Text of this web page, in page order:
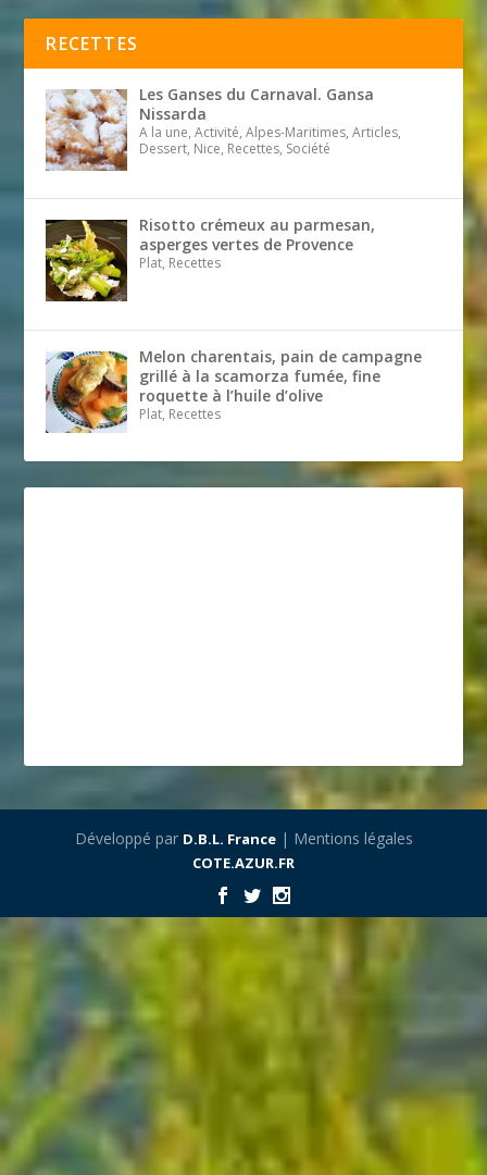
RECETTES
Les Ganses du Carnaval. Gansa
Nissarda
A la une, Activité, Alpes-Maritimes, Articles,
Dessert, Nice, Recettes, Société
Risotto crémeux au parmesan,
asperges vertes de Provence
Plat, Recettes
Melon charentais, pain de campagne
grillé à la scamorza fumée, fine
roquette à l’huile d’olive
Plat, Recettes
Développé par D.B.L. France| Mentions légales
COTE.AZUR.FR